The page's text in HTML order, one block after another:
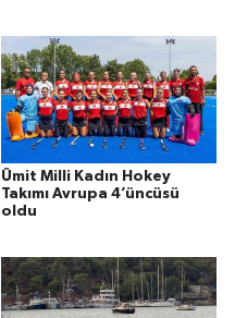
Ümit Milli Kadın Hokey
Takımı Avrupa 4’üncüsü
oldu